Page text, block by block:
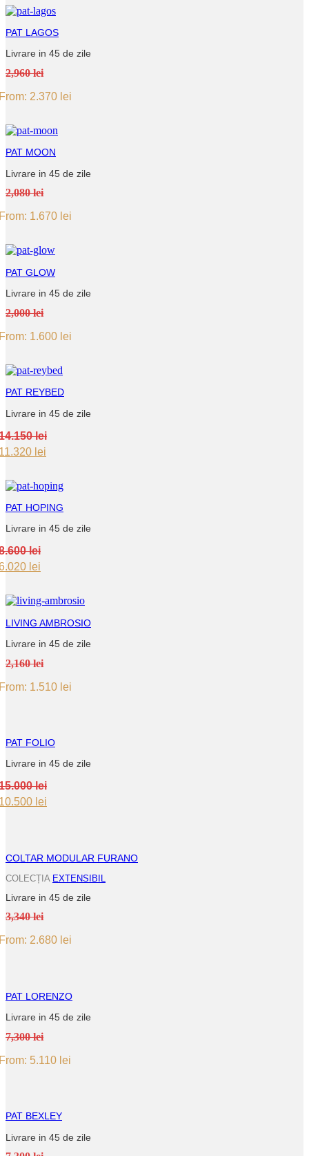
PAT LAGOS
Livrare in 45 de zile
2,960 lei
2.370 lei
PAT MOON
Livrare in 45 de zile
2,080 lei
1.670 lei
PAT GLOW
Livrare in 45 de zile
2,000 lei
1.600 lei
PAT REYBED
Livrare in 45 de zile
lei
lei.
lei
11.320 lei.
PAT HOPING
Livrare in 45 de zile
lei
lei.
lei
6.020 lei.
LIVING AMBROSIO
Livrare in 45 de zile
2,160 lei
1.510 lei
PAT FOLIO
Livrare in 45 de zile
lei
lei
COLTAR MODULAR FURANO
COLECȚIA EXTENSIBIL
Livrare in 45 de zile
3,340 lei
2.680 lei
PAT LORENZO
Livrare in 45 de zile
7,300 lei
5.110 lei
PAT BEXLEY
Livrare in 45 de zile